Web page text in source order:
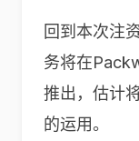
回到本次注
务将在
推出，估计
的运用。